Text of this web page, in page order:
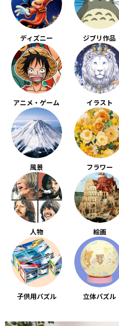
ディズニー ジブリ作品
アニメ・ゲーム イラスト
風景 フラワー
人物 絵画
子供用パズル 立体パズル